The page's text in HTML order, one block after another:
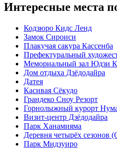
Интересные места
Кодзюро Кидс Ленд
Замок Сироиси
Плакучая сакура Кассенба
Префектуральный
Мемориальный зал Юдзи
Дом отдыха Дзёдодайра
Датея
Касивая Сёкудо
Грандеко Сноу Резорт
Горнолыжный курорт
Визит-центр Дзёдодайра
Парк Ханамияма
Деревня четырёх сезонов
Парк Мидзуиро